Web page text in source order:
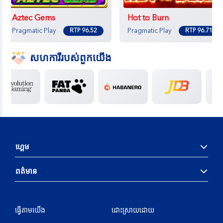
ហ្គេម
ធ្វើតាម​យើង ដោះស្រាយដោយ
អាជ្ញាប័ណ្ណ ហ្គេមដែលមានទំនួលខុសត្រូវ